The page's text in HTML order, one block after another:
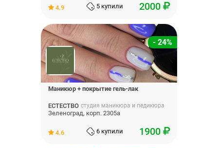
4.9 5 купили 2000
- 24%
Маникюр + покрытие гель-лак
ЕСТЕСТВО студия маникюра и педикюра
Зеленоград, корп. 2305а
4.6 6 купили 1900